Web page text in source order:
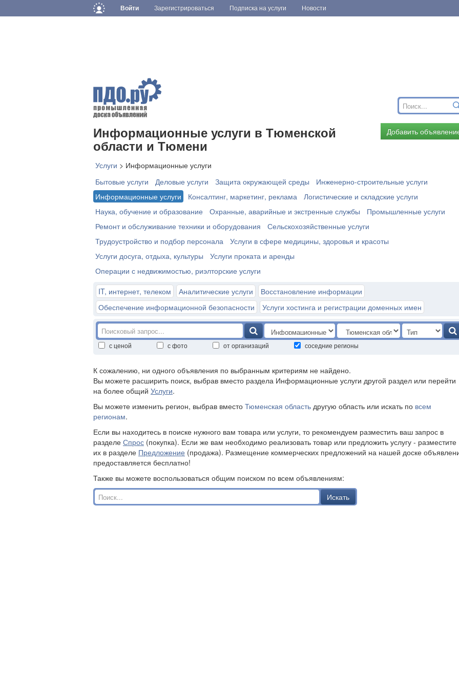
Войти Зарегистрироваться Подписка на услуги Новости
Информационные услуги в Тюменской
области и Тюмени
Добавить
Услуги > Информационные услуги
Бытовые услуги
Деловые услуги Защита окружающей среды
Инженерно-строительные услуги
Информационные услуги
Консалтинг, маркетинг, реклама
Логистические и складские услуги
Наука, обучение и образование
Охранные, аварийные и экстренные службы
Промышленные услуги
Ремонт и обслуживание техники и оборудования
Сельскохозяйственные услуги
Трудоустройство и подбор персонала
Услуги в сфере медицины, здоровья и красоты
Услуги досуга, отдыха, культуры
Услуги проката и аренды
Операции с недвижимостью, риэлторские услуги
IT, интернет, телеком
Аналитические услуги
Восстановление информации
Обеспечение информационной безопасности
Услуги хостинга и регистрации доменных имен
с ценой с фото от организаций соседние регионы
К сожалению, ни одного объявления по выбранным критериям не найдено.
Вы можете расширить поиск, выбрав вместо раздела Информационные услуги другой раздел или перейти
на более общий Услуги.
Вы можете изменить регион, выбрав вместо Тюменская область другую область или искать по всем
регионам.
Если вы находитесь в поиске нужного вам товара или услуги, то рекомендуем разместить ваш запрос в
разделе Спрос (покупка). Если же вам необходимо реализовать товар или предложить услугу - разместите
их в разделе Предложение (продажа). Размещение коммерческих предложений на нашей доске
предоставляется бесплатно!
Также вы можете воспользоваться общим поиском по всем объявлениям:
Искать